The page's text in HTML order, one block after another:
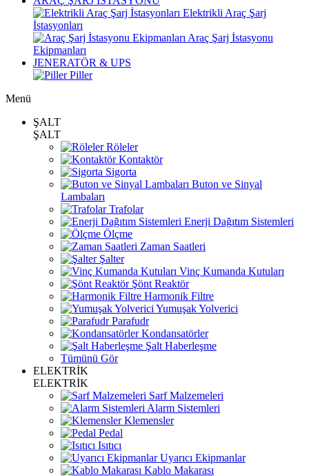
Elektrikli Araç Şarj
İstasyonları
Araç Şarj İstasyonu
Ekipmanları
JENERATÖR & UPS
Piller
Menü
ŞALT
ŞALT
Röleler
Kontaktör
Sigorta
Buton ve Sinyal
Lambaları
Trafolar
Enerji Dağıtım Sistemleri
Ölçme
Zaman Saatleri
Şalter
Vinç Kumanda Kutuları
Şönt Reaktör
Harmonik Filtre
Yumuşak Yolverici
Parafudr
Kondansatörler
Şalt Haberleşme
Tümünü Gör
ELEKTRİK
ELEKTRİK
Sarf Malzemeleri
Alarm Sistemleri
Klemensler
Pedal
Isıtıcı
Uyarıcı Ekipmanlar
Kablo Makarası